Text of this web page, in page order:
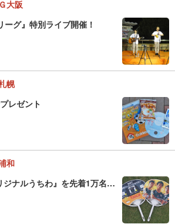
大阪
ーグ』特別ライブ開催！
幌
レゼント
和
ジナルうちわ』を先着1万名…